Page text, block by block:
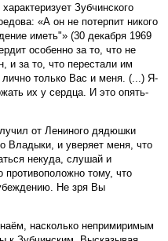
Зубчинского
«А он не потерпит никого
иметь"» (30 декабря 1969
особенно за то, что не
и за то, что перестали им
только Вас и меня. (...) Я-
их у сердца. И это опять-
от Лениного дядюшки
Владыки, и уверяет меня, что
некуда, слушай и
тому, что
Не зря Вы
насколько непримиримым